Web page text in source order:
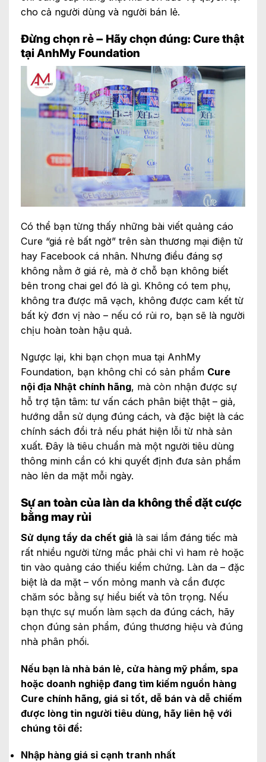
cho cả người dùng và người bán lẻ.
Đừng chọn rẻ – Hãy chọn đúng: Cure thật
tại AnhMy Foundation
Có thể bạn từng thấy những bài viết quảng cáo
Cure “giá rẻ bất ngờ” trên sàn thương mại điện tử
hay Facebook cá nhân. Nhưng điều đáng sợ
không nằm ở giá rẻ, mà ở chỗ bạn không biết
bên trong chai gel đó là gì. Không có tem phụ,
không tra được mã vạch, không được cam kết từ
bất kỳ đơn vị nào – nếu có rủi ro, bạn sẽ là người
chịu hoàn toàn hậu quả.
Ngược lại, khi bạn chọn mua tại AnhMy
Foundation, bạn không chỉ có sản phẩm Cure
nội địa Nhật chính hãng, mà còn nhận được sự
hỗ trợ tận tâm: tư vấn cách phân biệt thật – giả,
hướng dẫn sử dụng đúng cách, và đặc biệt là các
chính sách đổi trả nếu phát hiện lỗi từ nhà sản
xuất. Đây là tiêu chuẩn mà một người tiêu dùng
thông minh cần có khi quyết định đưa sản phẩm
nào lên da mặt mỗi ngày.
Sự an toàn của làn da không thể đặt cược
bằng may rủi
Sử dụng tẩy da chết giả là sai lầm đáng tiếc mà
rất nhiều người từng mắc phải chỉ vì ham rẻ hoặc
tin vào quảng cáo thiếu kiểm chứng. Làn da – đặc
biệt là da mặt – vốn mỏng manh và cần được
chăm sóc bằng sự hiểu biết và tôn trọng. Nếu
bạn thực sự muốn làm sạch da đúng cách, hãy
chọn đúng sản phẩm, đúng thương hiệu và đúng
nhà phân phối.
Nếu bạn là nhà bán lẻ, cửa hàng mỹ phẩm, spa
hoặc doanh nghiệp đang tìm kiếm nguồn hàng
Cure chính hãng, giá sỉ tốt, dễ bán và dễ chiếm
được lòng tin người tiêu dùng, hãy liên hệ với
chúng tôi để:
Nhập hàng giá sỉ cạnh tranh nhất